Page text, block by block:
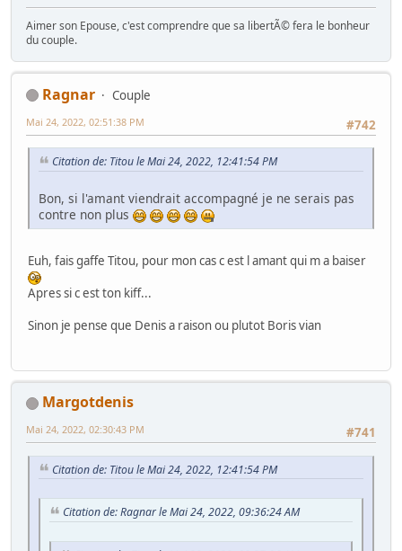
Aimer son Epouse, c'est comprendre que sa libertÃ© fera le bonheur
du couple.
Ragnar
Couple
#742
Mai 24, 2022, 02:51:38 PM
Citation de: Titou le Mai 24, 2022, 12:41:54 PM
Bon, si l'amant viendrait accompagné je ne serais pas
contre non plus
Euh, fais gaffe Titou, pour mon cas c est l amant qui m a baiser
Apres si c est ton kiff...
Sinon je pense que Denis a raison ou plutot Boris vian
Margotdenis
#741
Mai 24, 2022, 02:30:43 PM
Citation de: Titou le Mai 24, 2022, 12:41:54 PM
Citation de: Ragnar le Mai 24, 2022, 09:36:24 AM